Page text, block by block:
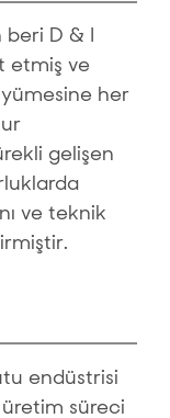
beri D & I
etmiş ve
her
gelişen
ve teknik
endüstrisi
süreci